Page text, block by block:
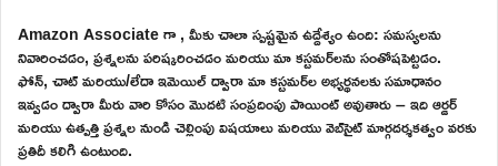
Amazon Associate గా , మీకు చాలా స్పష్టమైన ఉద్దేశ్యం ఉంది: సమస్యలను
నివారించడం, ప్రశ్నలను పరిష్కరించడం మరియు మా కస్టమర్‌లను సంతోషపెట్టడం.
ఫోన్, చాట్ మరియు/లేదా ఇమెయిల్ ద్వారా మా కస్టమర్‌ల అభ్యర్థనలకు సమాధానం
ఇవ్వడం ద్వారా మీరు వారి కోసం మొదటి సంప్రదింపు పాయింట్ అవుతారు – ఇది ఆర్డర్
మరియు ఉత్పత్తి ప్రశ్నల నుండి చెల్లింపు విషయాలు మరియు వెబ్‌సైట్ మార్గదర్శకత్వం వరకు
ప్రతిదీ కలిగి ఉంటుంది.